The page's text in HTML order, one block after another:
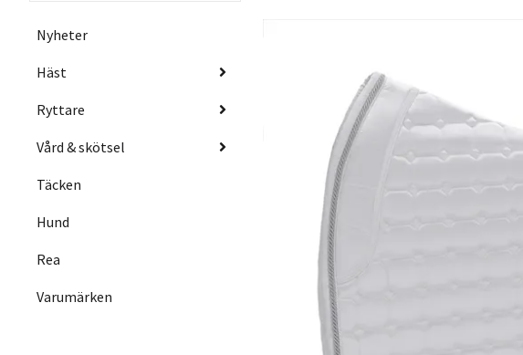
Nyheter
Häst
Ryttare
Vård & skötsel
Täcken
Hund
Rea
Varumärken